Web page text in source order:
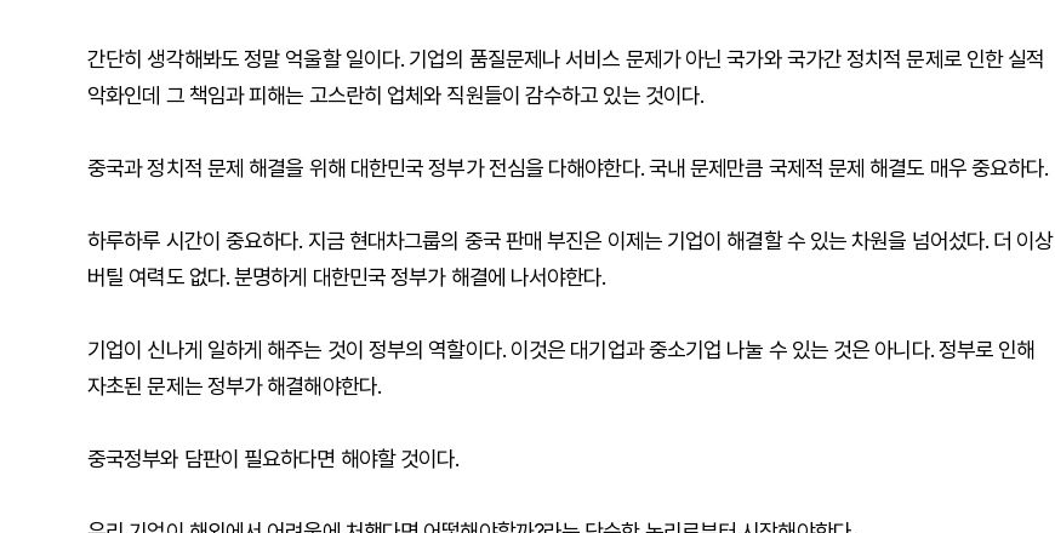
간단히 생각해봐도 정말 억울할 일이다. 기업의 품질문제나 서비스 문제가 아닌 국가와 국가간 정치적 문제로 인한 실적
악화인데 그 책임과 피해는 고스란히 업체와 직원들이 감수하고 있는 것이다.
중국과 정치적 문제 해결을 위해 대한민국 정부가 전심을 다해야한다. 국내 문제만큼 국제적 문제 해결도 매우 중요하다.
하루하루 시간이 중요하다. 지금 현대차그룹의 중국 판매 부진은 이제는 기업이 해결할 수 있는 차원을 넘어섰다. 더 이상
버틸 여력도 없다. 분명하게 대한민국 정부가 해결에 나서야한다.
기업이 신나게 일하게 해주는 것이 정부의 역할이다. 이것은 대기업과 중소기업 나눌 수 있는 것은 아니다. 정부로 인해
자초된 문제는 정부가 해결해야한다.
중국정부와 담판이 필요하다면 해야할 것이다.